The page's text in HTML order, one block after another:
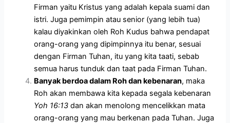
Firman yaitu Kristus yang adalah kepala suami dan
istri. Juga pemimpin atau senior (yang lebih tua)
kalau diyakinkan oleh Roh Kudus bahwa pendapat
orang-orang yang dipimpinnya itu benar, sesuai
dengan Firman Tuhan, itu yang kita taati, sebab
semua harus tunduk dan taat pada Firman Tuhan.
Banyak berdoa dalam Roh dan kebenaran, maka
Roh akan membawa kita kepada segala kebenaran
Yoh 16:13 dan akan menolong mencelikkan mata
orang-orang yang mau berkenan pada Tuhan. Juga